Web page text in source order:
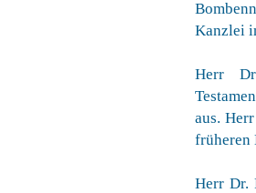
Kanzlei
Herr
aus.
früheren
Herr Dr.